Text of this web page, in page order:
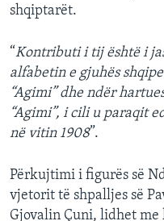
shqiptarët.
“Kontributi i tij është i
alfabetin e gjuhës
“Agimi” dhe ndër
“Agimi”, i cili u paraqit
në vitin 1908”.
Përkujtimi i figurës së
vjetorit të shpalljes së
Gjovalin Çuni, lidhet